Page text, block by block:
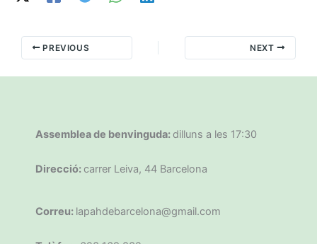
PREVIOUS NEXT
Assemblea de benvinguda: dilluns a les 17:30
Direcció: carrer Leiva, 44 Barcelona
Correu: lapahdebarcelona@gmail.com